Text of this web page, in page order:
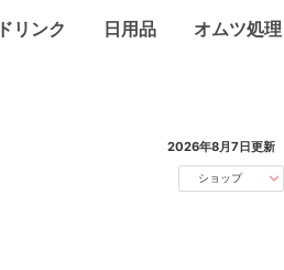
ドリンク 日用品 オムツ処理
2026年8月7日更新
ショップ